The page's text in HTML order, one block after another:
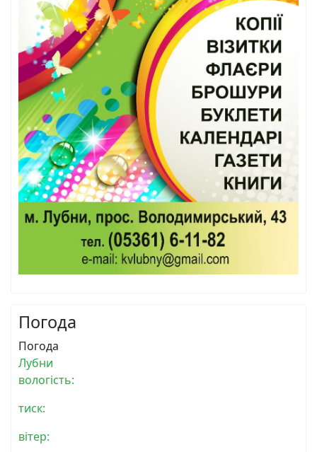
Погода
Погода
Лубни
вологість:
тиск:
вітер: